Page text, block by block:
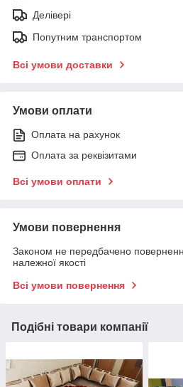
Делівері
Попутним транспортом
Всі умови доставки
Умови оплати
Оплата на рахунок
Оплата за реквізитами
Всі умови оплати
Умови повернення
Законом не передбачено
належної якості
Всі умови повернення
Подібні товари компанії